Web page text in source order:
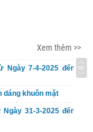
Xem thêm >>
Ngày 7-4-2025 đến
dáng khuôn mặt
31-3-2025 đến